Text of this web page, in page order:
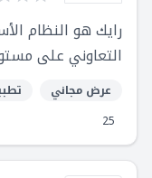
رايك هو النظام
التعاوني على
الشركات على أدا
مكان وجود
الشركات إلى
منصة لضمان
عرض مجاني
25